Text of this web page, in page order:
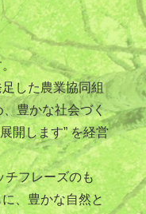
。
した農業協同組
、豊かな社会づく
開します” を経営
チフレーズのも
、豊かな自然と